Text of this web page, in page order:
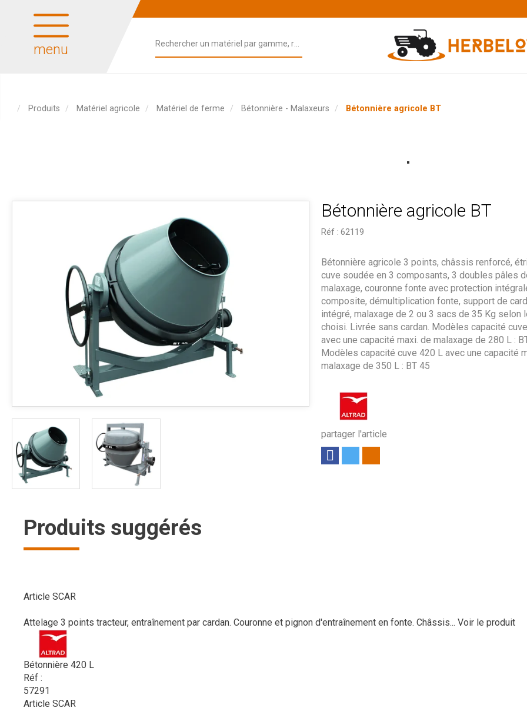
menu
Produits Matériel agricole Matériel de ferme Bétonnière - Malaxeurs Bétonnière agricole BT
Bétonnière agricole BT
Réf : 62119
partager l'article
Bétonnière agricole 3 points, châssis renforcé,
cuve soudée en 3 composants, 3 doubles pâles
malaxage, couronne fonte avec protection
composite, démultiplication fonte, support de
intégré, malaxage de 2 ou 3 sacs de 35 Kg selon
choisi. Livrée sans cardan. Modèles capacité
avec une capacité maxi. de malaxage de 280 L :
Modèles capacité cuve 420 L avec une capacité
malaxage de 350 L : BT 45
Produits suggérés
Article SCAR
Attelage 3 points tracteur, entraînement par cardan. Couronne et pignon d'entraînement en fonte. Châssis... Voir le produit
Bétonnière 420 L
Réf :
57291
Article SCAR